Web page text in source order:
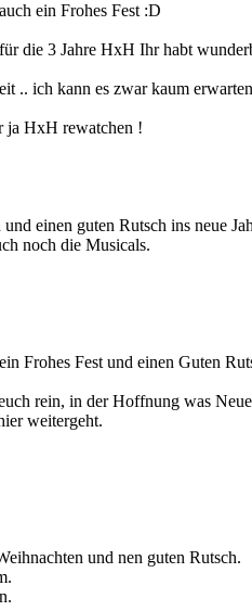
ein Frohes Fest :D
die 3 Jahre HxH Ihr habt
.. ich kann es zwar kaum
ja HxH rewatchen !
einen guten Rutsch ins neue
noch die Musicals.
Frohes Fest und einen Guten
rein, in der Hoffnung was
weitergeht.
und nen guten Rutsch.